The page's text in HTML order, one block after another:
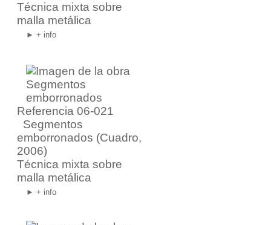
Técnica mixta sobre
malla metálica
► + info
Referencia 06-021
Segmentos
emborronados (Cuadro,
2006)
Técnica mixta sobre
malla metálica
► + info